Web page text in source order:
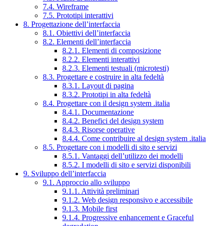
7.4. Wireframe
7.5. Prototipi interattivi
8. Progettazione dell’interfaccia
8.1. Obiettivi dell’interfaccia
8.2. Elementi dell’interfaccia
8.2.1. Elementi di composizione
8.2.2. Elementi interattivi
8.2.3. Elementi testuali (microtesti)
8.3. Progettare e costruire in alta fedeltà
8.3.1. Layout di pagina
8.3.2. Prototipi in alta fedeltà
8.4. Progettare con il design system .italia
8.4.1. Documentazione
8.4.2. Benefici del design system
8.4.3. Risorse operative
8.4.4. Come contribuire al design system .italia
8.5. Progettare con i modelli di sito e servizi
8.5.1. Vantaggi dell’utilizzo dei modelli
8.5.2. I modelli di sito e servizi disponibili
9. Sviluppo dell’interfaccia
9.1. Approccio allo sviluppo
9.1.1. Attività preliminari
9.1.2. Web design responsivo e accessibile
9.1.3. Mobile first
9.1.4. Progressive enhancement e Graceful